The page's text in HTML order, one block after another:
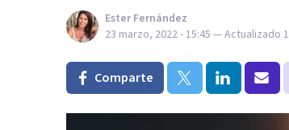
Ester Fernández
23 marzo, 2022 - 15:45 — Actualizado
Comparte